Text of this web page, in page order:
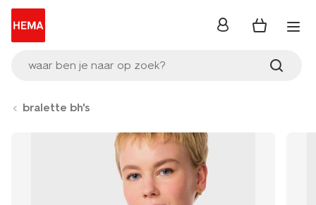
waar ben je naar op zoek?
inloggen
bralette bh's